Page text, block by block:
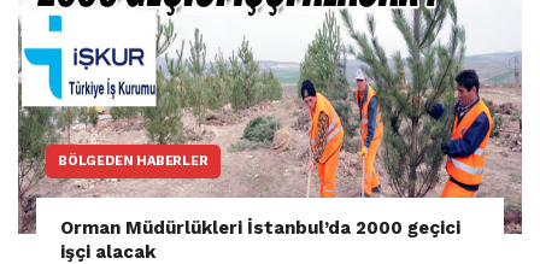
BÖLGEDEN HABERLER
Orman Müdürlükleri İstanbul’da 2000 geçici
işçi alacak